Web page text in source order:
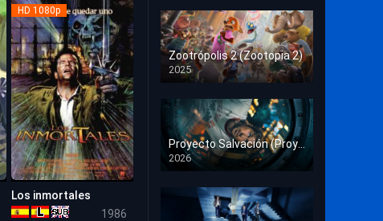
HD 1080p
Los inmortales
1986
Deporte
Documental
Drama
Estrénos en Cine
Familia
Familiar
Zootrópolis 2 (Zootopia 2)
2025
HD 1080p
2026
HD 1080p